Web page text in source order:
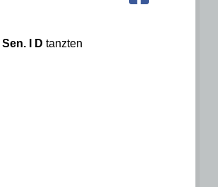
Sen. I D tanzten